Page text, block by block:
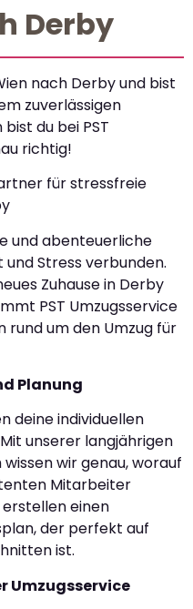
Derby
nach Derby und bist
zuverlässigen
bist du bei PST
richtig!
für stressfreie
und abenteuerliche
Stress verbunden.
Zuhause in Derby
PST Umzugsservice
rund um den Umzug für
Planung
deine individuellen
unserer langjährigen
wir genau, worauf
Mitarbeiter
einen
der perfekt auf
ist.
Umzugsservice